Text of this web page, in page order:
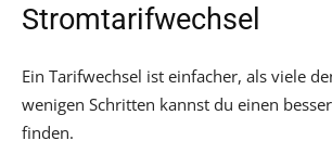
Stromtarifwechsel
Ein Tarifwechsel ist einfacher, als viele
wenigen Schritten kannst du einen
finden.